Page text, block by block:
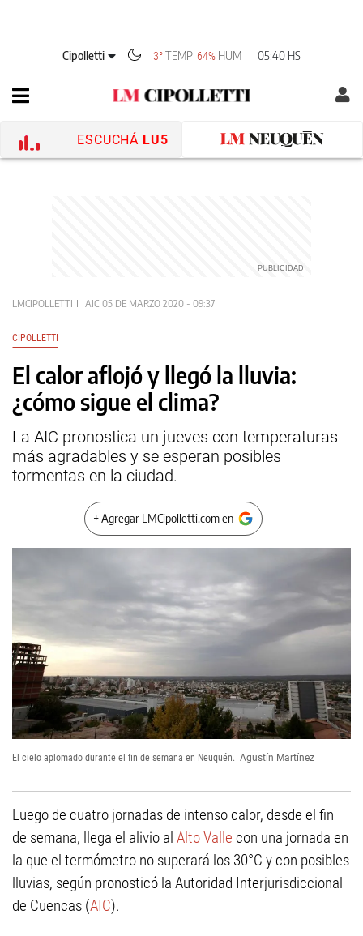
Cipolletti 3° TEMP 64% HUM 05:40 HS
ESCUCHÁ LU5
LMCIPOLLETTI AIC 05 DE MARZO 2020 - 09:37
CIPOLLETTI
El calor aflojó y llegó la lluvia:
¿cómo sigue el clima?
La AIC pronostica un jueves con temperaturas
más agradables y se esperan posibles
tormentas en la ciudad.
+ Agregar LMCipolletti.com en
El cielo aplomado durante el fin de semana en Neuquén. Agustín Martínez
Luego de cuatro jornadas de intenso calor, desde el fin
de semana, llega el alivio al Alto Valle con una jornada en
la que el termómetro no superará los 30°C y con posibles
lluvias, según pronosticó la Autoridad Interjurisdiccional
de Cuencas (AIC).